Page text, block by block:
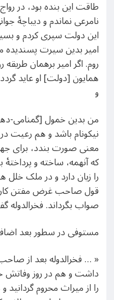
طاقت این بنده بود، در
نامرعی نماندم و دیباچۀ
این دولت سپری کردم و
امیر بدین سیرت
روم. اگر امیر برهمان طریقه
همایون [دولت] او عاید
و
من بدین خمول [گمنامی-
نیکونام باشد و هم رعیت
معنی صورت بندد، برای
که آنهمه، ساخته و
را زیان دارد و در ملک خلل
قول صاحب غرض مفتن کار
صواب بگرداند. فخرالدوله
مستوفی در سطور بعد
« … فخرالدوله بعد از
داشت و هم در روز وفاتش
را از میراث محروم